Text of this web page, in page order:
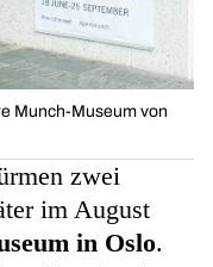
Munch-Museum von
zwei
im August
in Oslo.